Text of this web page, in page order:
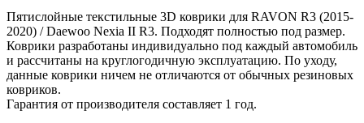
Пятислойные текстильные 3D коврики для RAVON R3 (2015-
2020) / Daewoo Nexia II R3. Подходят полностью под размер.
Коврики разработаны индивидуально под каждый автомобиль
и рассчитаны на круглогодичную эксплуатацию. По уходу,
данные коврики ничем не отличаются от обычных резиновых
ковриков.
Гарантия от производителя составляет 1 год.